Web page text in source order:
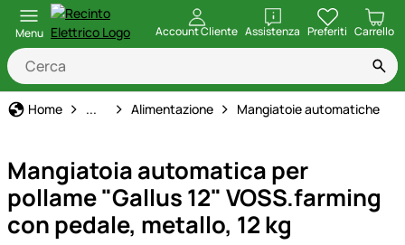
Menu Account Cliente Assistenza
apri Preferiti Carrello
Home Allevamento di Pollame
... Alimentazione Mangiatoie automatiche
Mangiatoia automatica per
pollame "Gallus 12" VOSS.farming
con pedale, metallo, 12 kg